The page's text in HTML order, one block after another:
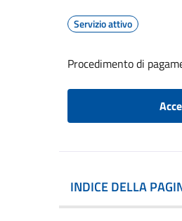
Servizio attivo
Procedimento di
INDICE DELLA